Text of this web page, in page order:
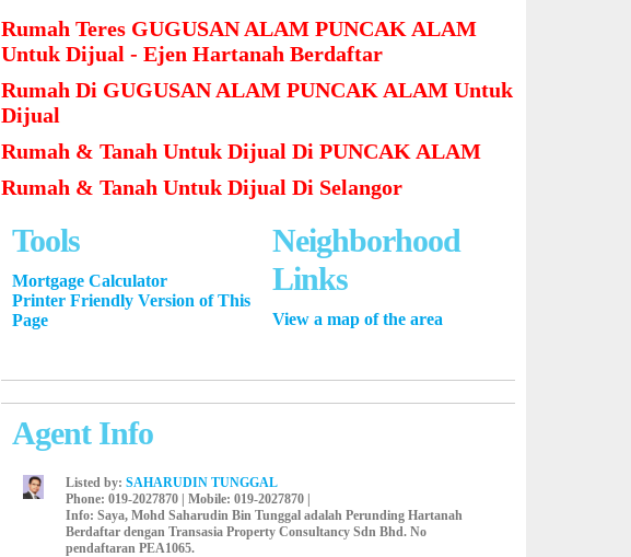
Rumah Teres GUGUSAN ALAM PUNCAK ALAM
Untuk Dijual - Ejen Hartanah Berdaftar
Rumah Di GUGUSAN ALAM PUNCAK ALAM Untuk
Dijual
Rumah & Tanah Untuk Dijual Di PUNCAK ALAM
Rumah & Tanah Untuk Dijual Di Selangor
Tools
Mortgage Calculator
Printer Friendly Version of This
Page
Neighborhood
Links
View a map of the area
Agent Info
Listed by:SAHARUDIN TUNGGAL
Phone: 019-2027870 |Mobile: 019-2027870 |
Info: Saya, Mohd Saharudin Bin Tunggal adalah Perunding Hartanah
Berdaftar dengan Transasia Property Consultancy Sdn Bhd. No
pendaftaran PEA1065.